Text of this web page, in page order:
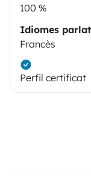
100 %
Idiomes
Francès
Perfil certificat